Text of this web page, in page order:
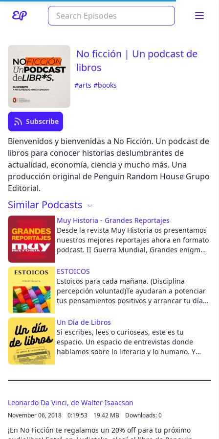
Read about our content policieshere
Cancel Save
No ficción | Un podcast de
libros
#arts #books
Subscribe
Bienvenidos y bienvenidas a No Ficción. Un podcast de
libros para conocer historias deslumbrantes de
actualidad, economía, ciencia y mucho más. Una
producción original de Penguin Random House Grupo
Editorial.
Similar Podcasts
Muy Historia - Grandes Reportajes
Desde la revista Muy Historia os presentamos
nuestros mejores reportajes ahora en formato
podcast. II Guerra Mundial, Grandes enigmas
aquellos reportajes que siempre te han
entusiasmado, ahora te los contamos para ti
como siempre habías esperado.Cada lunes un
nuevo podcast de historia gracias a los
grandes reportajes de nuestra
revista.Anúnciate en este podcast, escribe a
podcast@zinetmedia.esDirección, voz y
producción: Iván Patxi Gómez GallegoGuión:
Marta González Pérez-Iñigo
ESTOICOS
Estoicos para cada mañana. (Disciplina
percepción voluntad)Te ayudaran a potenciar
tus pensamientos positivos y arrancar tu día
Un Día de Libros
Si escribes, lees o curioseas, este es tu
espacio. Un espacio de entrevistas donde
hablamos sobre lo literario y lo humano. Y
Cancel
Leonardo Da Vinci, de Walter Isaacson
November 06, 2018 0:19:53 19.42 MB Downloads: 0
¡En No Ficción te regalamos un 20% off para tu próximo